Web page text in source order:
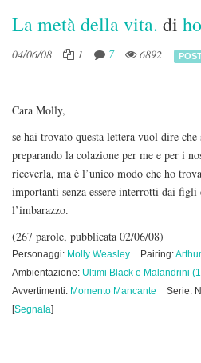
La metà della vita. di
04/06/08 1 7 6892
Cara Molly,
se hai trovato questa lettera vuol dire
preparando la colazione per me e per i
riceverla, ma è l’unico modo che ho
importanti senza essere interrotti dai figli
l’imbarazzo.
(267 parole, pubblicata 02/06/08)
Personaggi: Molly Weasley Pairing:
Ambientazione: Ultimi Black e Malandrini
Avvertimenti: Momento Mancante Serie:
[Segnala]